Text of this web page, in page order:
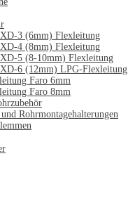
3 (6mm) Flexleitung
4 (8mm) Flexleitung
5 (8-10mm) Flexleitung
6 (12mm) LPG-Flexleitung
Faro 6mm
Faro 8mm
Rohrmontagehalterungen